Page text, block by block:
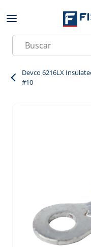
Skip to main
Site Search
Devco 6216LX
#10